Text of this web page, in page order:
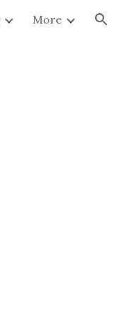
More